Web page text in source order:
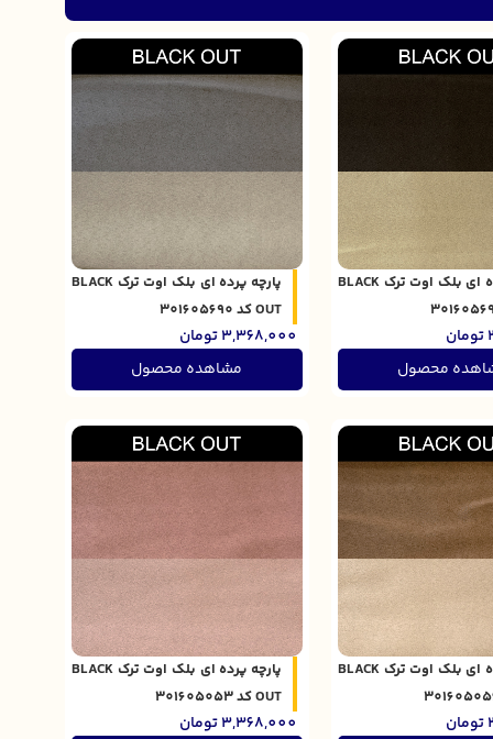
پارچه پرده ای بلک اوت ترک BLACK
تومان
محصول
پارچه پرده ای بلک اوت ترک BLACK
OUT کد 301605690
3,368,000تومان
مشاهده محصول
پارچه پرده ای بلک اوت ترک BLACK
تومان
پارچه پرده ای بلک اوت ترک BLACK
OUT کد 301605053
3,368,000تومان